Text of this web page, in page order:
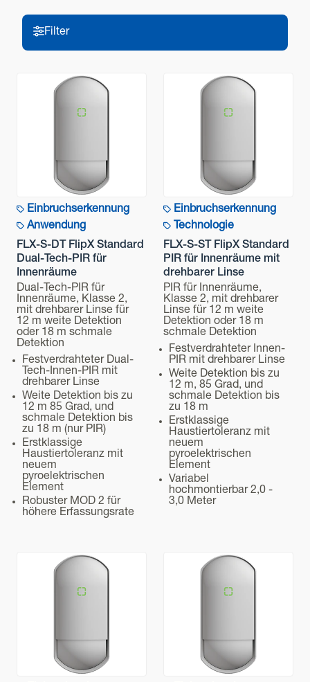
N.C. 24 V DC 0,1 A max.
Alarmausgang (L)
Ausgang der DQ-Schaltung
N.C. 24 V DC 0,1 A max.
LED-Anzeige
Mehrfach: Heizung / Grün: Alarmerkennung und -
maskierung / Gelb: Selbsttestfehler / Rot: Unterspannung
Betriebstemperatur
Von -20°C bis +50°C
Relative Luftfeuchtigkeit
Maximal 95% RH.
Installationsmethode (Innen- Außenbereich)
Innenbereich
Montagehöhe
2 bis 3 m
Gewicht
180 g
EN-Sicherheitsgrad
Grad 3
Abmessungen ( H x B x T )
Filter
Filter
Anwendung
Erfassungsbereich
Sicherheitsbewertung
Erweiterte Funktionen
Kommunikation
Montage
Einbruchserkennung
Anwendung
FLX-S-DT FlipX Standard
Dual-Tech-PIR für
Innenräume
Dual-Tech-PIR für
Innenräume, Klasse 2,
mit drehbarer Linse für
12 m weite Detektion
oder 18 m schmale
Detektion
Festverdrahteter Dual-
Tech-Innen-PIR mit
drehbarer Linse
Weite Detektion bis zu
12 m 85 Grad, und
schmale Detektion bis
zu 18 m (nur PIR)
Erstklassige
Haustiertoleranz mit
neuem
pyroelektrischen
Element
Robuster MOD 2 für
höhere Erfassungsrate
Einbruchserkennung
Technologie
FLX-S-ST FlipX Standard
PIR für Innenräume mit
drehbarer Linse
PIR für Innenräume,
Klasse 2, mit drehbarer
Linse für 12 m weite
Detektion oder 18 m
schmale Detektion
Festverdrahteter Innen-
PIR mit drehbarer Linse
Weite Detektion bis zu
12 m, 85 Grad, und
schmale Detektion bis
zu 18 m
Erstklassige
Haustiertoleranz mit
neuem
pyroelektrischen
Element
Variabel
hochmontierbar 2,0 -
3,0 Meter